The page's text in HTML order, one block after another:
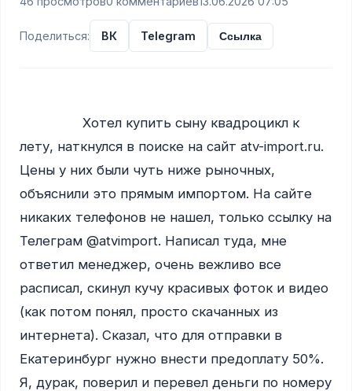
Поделиться: ВК Telegram Ссылка
лету, наткнулся в поиске на сайт atv-import.ru.
Цены у них были чуть ниже рыночных,
объяснили это прямым импортом. На сайте
никаких телефонов не нашел, только ссылку на
Телеграм @atvimport. Написал туда, мне
ответил менеджер, очень вежливо все
расписал, скинул кучу красивых фоток и видео
(как потом понял, просто скачанных из
интернета). Сказал, что для отправки в
Екатеринбург нужно внести предоплату 50%.
Я, дурак, поверил и перевел деньги по номеру